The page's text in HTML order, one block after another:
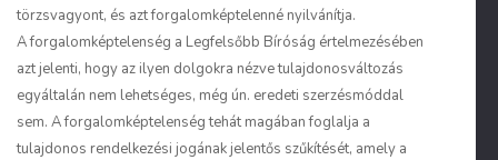
törzsvagyont, és azt forgalomképtelenné nyilvánítja.
A forgalomképtelenség a Legfelsőbb Bíróság értelmezésében
azt jelenti, hogy az ilyen dolgokra nézve tulajdonosváltozás
egyáltalán nem lehetséges, még ún. eredeti szerzésmóddal
sem. A forgalomképtelenség tehát magában foglalja a
tulajdonos rendelkezési jogának jelentős szűkítését, amely a